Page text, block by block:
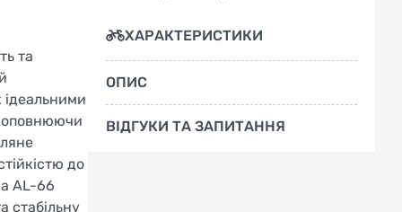
та
ідеальними
до
AL-66
стабільну
ХАРАКТЕРИСТИКИ
ОПИС
ВІДГУКИ ТА ЗАПИТАННЯ